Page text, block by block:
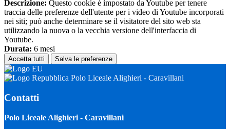
Descrizione: Questo cookie è impostato da Youtube per tenere
traccia delle preferenze dell'utente per i video di Youtube incorporati
nei siti; può anche determinare se il visitatore del sito web sta
utilizzando la nuova o la vecchia versione dell'interfaccia di
Youtube.
Durata: 6 mesi
Accetta tutti Salva le preferenze
Polo Liceale Alighieri - Caravillani
Contatti
Polo Liceale Alighieri - Caravillani